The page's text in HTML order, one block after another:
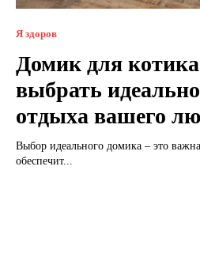
Я здоров
Домик для
выбрать
отдыха вашего
Выбор идеального домика – это
обеспечит...